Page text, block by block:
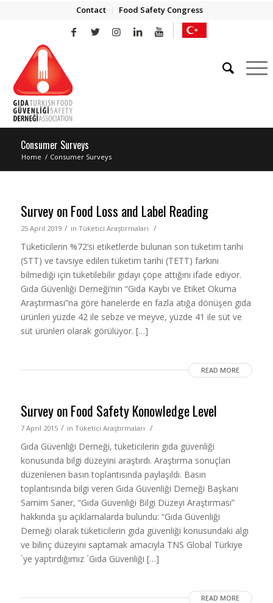
Contact Food Safety Congress
Consumer Surveys
Home / Consumer Surveys
Survey on Food Loss and Label Reading
25 April 2019 / in Tüketici Araştırmaları /
Tüketicilerin %72’si etiketlerde bulunan son tüketim tarihi
(STT) ve tavsiye edilen tüketim tarihi (TETT) farkını
bilmediği için tüketilebilir gıdayı çöpe attığını ifade ediyor.
Gıda Güvenliği Derneği’nin “Gıda Kaybı ve Etiket Okuma
Araştırması”na göre hanelerde en fazla atığa dönüşen gıda
ürünleri yüzde 42 ile sebze ve meyve, yüzde 41 ile süt ve
süt ürünleri olarak görülüyor. […]
READ MORE
Survey on Food Safety Konowledge Level
7 April 2015 / in Tüketici Araştırmaları /
Gıda Güvenliği Derneği, tüketicilerin gıda güvenliği
konusunda bilgi düzeyini araştırdı. Araştırma sonuçları
düzenlenen basın toplantısında paylaşıldı. Basın
toplantısında bilgi veren Gıda Güvenliği Derneği Başkanı
Samim Saner, “Gıda Güvenliği Bilgi Düzeyi Araştırması”
hakkında şu açıklamalarda bulundu: “Gıda Güvenliği
Derneği olarak tüketicilerin gıda güvenliği konusundaki algı
ve bilinç düzeyini saptamak amacıyla TNS Global Türkiye
´ye yaptırdığımız ´Gıda Güvenliği […]
READ MORE